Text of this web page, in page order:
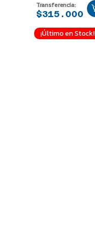
Transferencia:
$315.000
¡Último en Stock!